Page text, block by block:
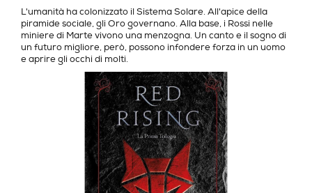
L'umanità ha colonizzato il Sistema Solare. All'apice della
piramide sociale, gli Oro governano. Alla base, i Rossi nelle
miniere di Marte vivono una menzogna. Un canto e il sogno di
un futuro migliore, però, possono infondere forza in un uomo
e aprire gli occhi di molti.